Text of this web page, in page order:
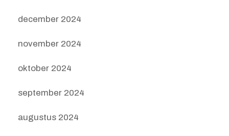
december 2024
november 2024
oktober 2024
september 2024
augustus 2024